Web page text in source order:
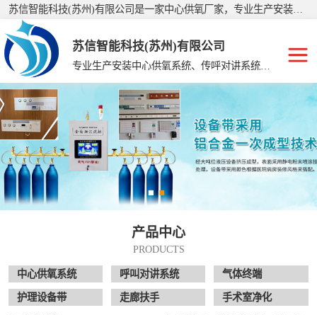
苏信智能科技(苏州)有限公司
产品中心
PRODUCTS
中心供氧系统 呼叫对讲系统 气体终端
护理设备带 走廊扶手 手术室净化
中心供氧系统
呼叫对讲系统
气体终端
护理设备带
手术室净化
供氧系统维修配